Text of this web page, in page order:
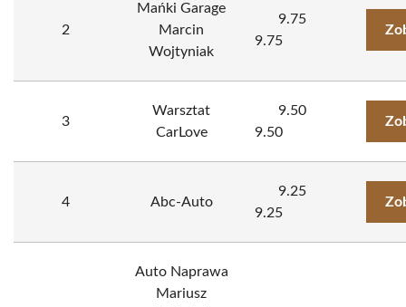
2
Mańki Garage
Marcin
Wojtyniak
9.75
9.75
3
Warsztat
CarLove
9.50
9.50
4 Abc-Auto
9.25
9.25
Auto Naprawa
Mariusz